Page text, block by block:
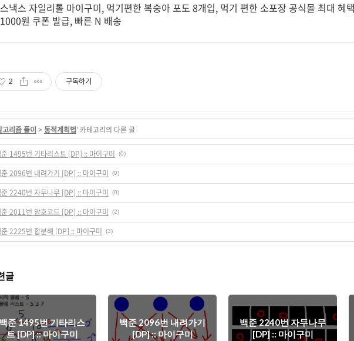
스낵스 자일리톨 마이구미, 먹기편한 복숭아 포도 8개입, 먹기 편한 소포장 공식몰 최대 혜
1000원 쿠폰 발급, 빠른 N 배송
2 구독하기
고리즘 풀이 > 동적계획법' 카테고리의 다른 글
준 1495번 기타리스트 [DP] :: 마이구미 (0)
준 2096번 내려가기 [DP] :: 마이구미 (0)
준 2240번 자두나무 [DP] :: 마이구미 (0)
준 2011번 암호코드 [DP] :: 마이구미 (2)
준 2225번 합분해 [DP] :: 마이구미 (3)
글
백준 1495번 기타리스
트 [DP] :: 마이구미
백준 2096번 내려가기
[DP] :: 마이구미
백준 2240번 자두나무
[DP] :: 마이구미